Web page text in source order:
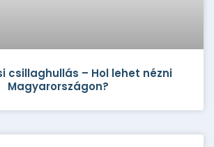
csillaghullás – Hol lehet nézni
Magyarországon?